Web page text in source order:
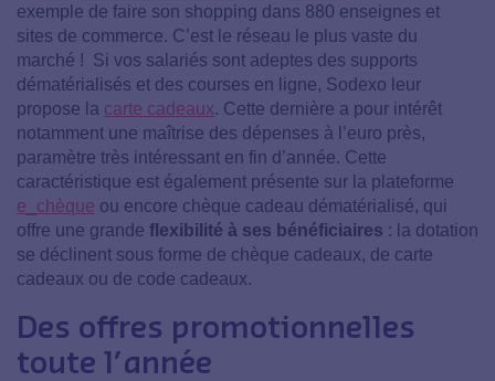
exemple de faire son shopping dans 880 enseignes et
sites de commerce. C’est le réseau le plus vaste du
marché ! Si vos salariés sont adeptes des supports
dématérialisés et des courses en ligne, Sodexo leur
propose la carte cadeaux. Cette dernière a pour intérêt
notamment une maîtrise des dépenses à l’euro près,
paramètre très intéressant en fin d’année. Cette
caractéristique est également présente sur la plateforme
e_chèque ou encore chèque cadeau dématérialisé, qui
offre une grande flexibilité à ses bénéficiaires : la dotation
se déclinent sous forme de chèque cadeaux, de carte
cadeaux ou de code cadeaux.
Des offres promotionnelles
toute l’année